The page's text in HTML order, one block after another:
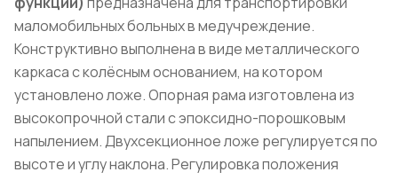
маломобильных больных в медучреждение.
Конструктивно выполнена в виде металлического
каркаса с колёсным основанием, на котором
установлено ложе. Опорная рама изготовлена из
высокопрочной стали с эпоксидно-порошковым
напылением. Двухсекционное ложе регулируется по
высоте и углу наклона. Регулировка положения